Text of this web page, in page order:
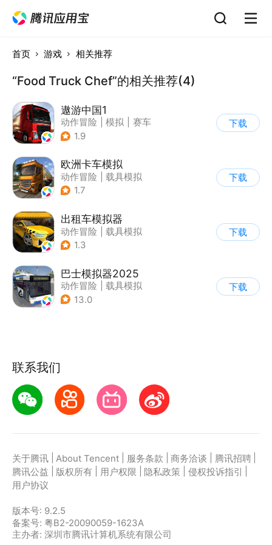
首页 游戏 相关推荐
“Food Truck Chef”的相关推荐(4)
遨游中国1
动作冒险 模拟
赛车
| 写实
1.9
下载
欧洲卡车模拟
动作冒险
载具模拟
| 汽车
1.7
下载
出租车模拟器
动作冒险
载具模拟
| 汽车
1.3
下载
巴士模拟器2025
动作冒险
载具模拟
| 汽车 |
13.0
下载
联系我们
关于腾讯 About Tencent 服务条款 商务洽谈 腾讯招聘
腾讯公益
版权所有 用户权限 隐私政策 侵权投诉指引
用户协议
版本号: 9.2.5
备案号: 粤B2-20090059-1623A
主办者: 深圳市腾讯计算机系统有限公司